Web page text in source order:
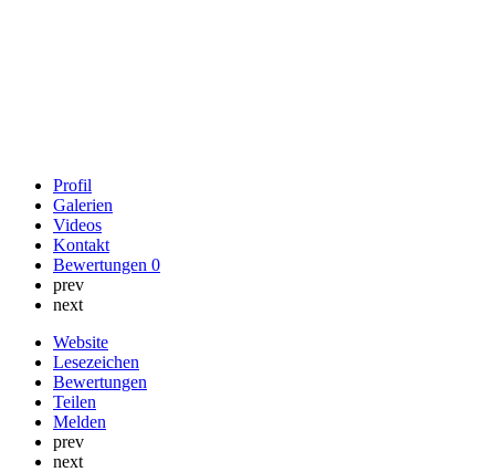
Profil
Galerien
Videos
Kontakt
Bewertungen 0
prev
next
Website
Lesezeichen
Bewertungen
Teilen
Melden
prev
next